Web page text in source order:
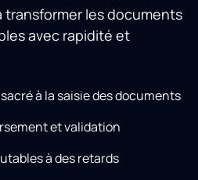
les documents
avec rapidité et
à la saisie des documents
et validation
à des retards